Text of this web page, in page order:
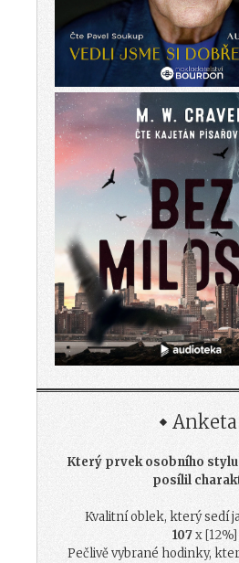
Anketa
Který prvek osobního
posílil
Kvalitní oblek, který sedí
107x [12%]
Pečlivě vybrané hodinky,